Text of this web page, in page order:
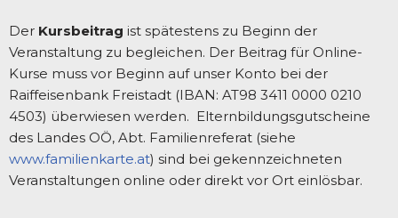
Der Kursbeitrag ist spätestens zu Beginn der
Veranstaltung zu begleichen. Der Beitrag für Online-
Kurse muss vor Beginn auf unser Konto bei der
Raiffeisenbank Freistadt (IBAN: AT98 3411 0000 0210
4503) überwiesen werden. Elternbildungsgutscheine
des Landes OÖ, Abt. Familienreferat (siehe
www.familienkarte.at) sind bei gekennzeichneten
Veranstaltungen online oder direkt vor Ort einlösbar.